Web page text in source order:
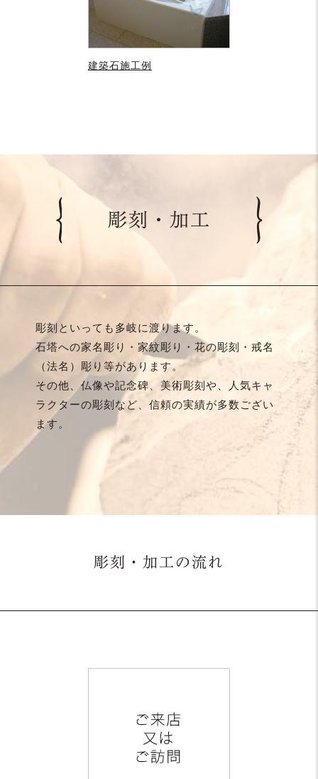
建築石施工例
彫刻・加工
彫刻といっても多岐に渡ります。
石塔への家名彫り・家紋彫り・花の彫刻・戒名
（法名）彫り等があります。
その他、仏像や記念碑、美術彫刻や、人気キャ
ラクターの彫刻など、信頼の実績が多数ござい
ます。
彫刻・加工の流れ